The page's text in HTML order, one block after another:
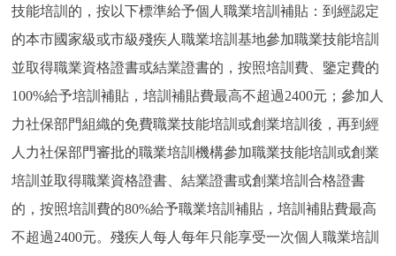
技能培訓的，按以下標準給予個人職業培訓補貼：到經認定
的本市國家級或市級殘疾人職業培訓基地參加職業技能培訓
並取得職業資格證書或結業證書的，按照培訓費、鑒定費的
100%給予培訓補貼，培訓補貼費最高不超過2400元；參加人
力社保部門組織的免費職業技能培訓或創業培訓後，再到經
人力社保部門審批的職業培訓機構參加職業技能培訓或創業
培訓並取得職業資格證書、結業證書或創業培訓合格證書
的，按照培訓費的80%給予職業培訓補貼，培訓補貼費最高
不超過2400元。殘疾人每人每年只能享受一次個人職業培訓